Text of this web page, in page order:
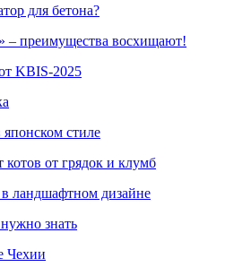
для бетона?
– преимущества восхищают!
KBIS-2025
стиле
котов от грядок и клумб
ландшафтном дизайне
знать
Чехии